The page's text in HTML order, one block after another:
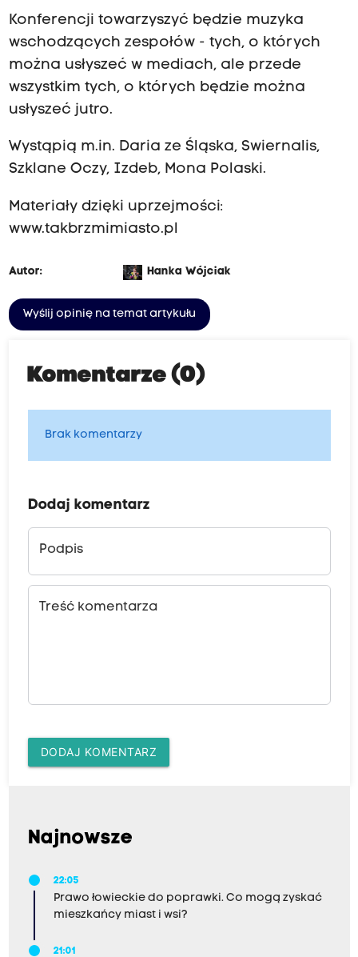
Konferencji towarzyszyć będzie muzyka
wschodzących zespołów - tych, o których
można usłyszeć w mediach, ale przede
wszystkim tych, o których będzie można
usłyszeć jutro.
Wystąpią m.in. Daria ze Śląska, Swiernalis,
Szklane Oczy, Izdeb, Mona Polaski.
Materiały dzięki uprzejmości:
www.takbrzmimiasto.pl
Autor: Hanka Wójciak
Wyślij opinię na temat artykułu
Komentarze (0)
Brak komentarzy
Dodaj komentarz
Podpis
Treść komentarza
DODAJ KOMENTARZ
Najnowsze
22:05
Prawo łowieckie do poprawki. Co mogą zyskać
mieszkańcy miast i wsi?
21:01